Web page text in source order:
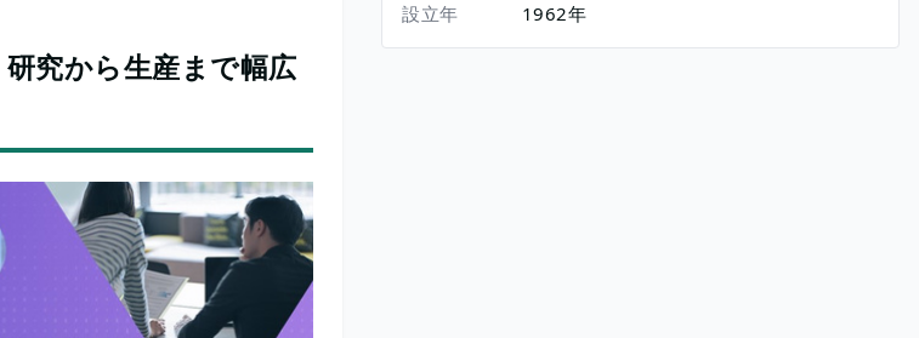
究から生産まで幅広
設立年 1962年